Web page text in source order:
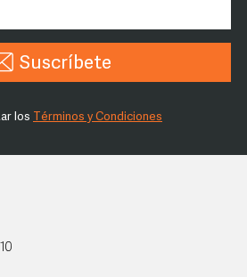
Suscríbete
los Términos y Condiciones